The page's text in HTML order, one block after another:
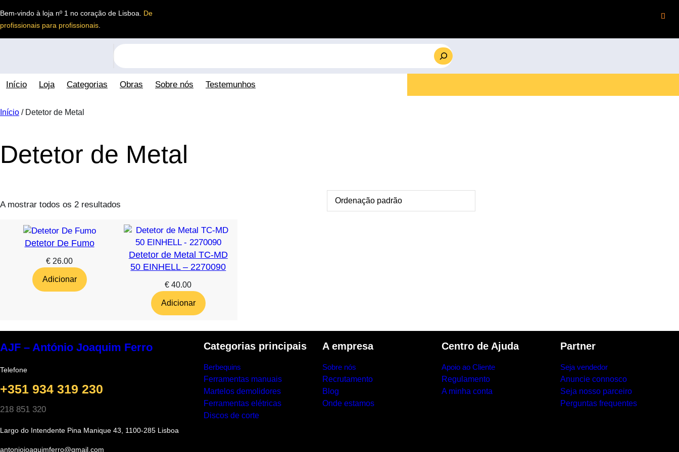
para
o
conteúdo
Bem-vindo à loja nº 1 no coração de Lisboa. De
profissionais para profissionais
S
e
a
Início Loja Categorias Obras Sobre nós Testemunhos
Início / Detetor de Metal
Detetor de Metal
A mostrar todos os 2 resultados
Detetor De Fumo
€ 26.00
Adicionar
Detetor de Metal TC-MD
50 EINHELL – 2270090
€ 40.00
Adicionar
AJF – António Joaquim Ferro
Telefone
+351 934 319 230
218 851 320
Largo do Intendente Pina Manique 43, 1100-285 Lisboa
antoniojoaquimferro@gmail.com
Categorias principais
Berbequins
Ferramentas manuais
Martelos demolidores
Ferramentas elétricas
Discos de corte
A empresa
Sobre nós
Recrutamento
Blog
Onde estamos
Centro de Ajuda
Apoio ao Cliente
Regulamento
A minha conta
Partner
Seja vendedor
Anuncie connosco
Seja nosso parceiro
Perguntas frequentes